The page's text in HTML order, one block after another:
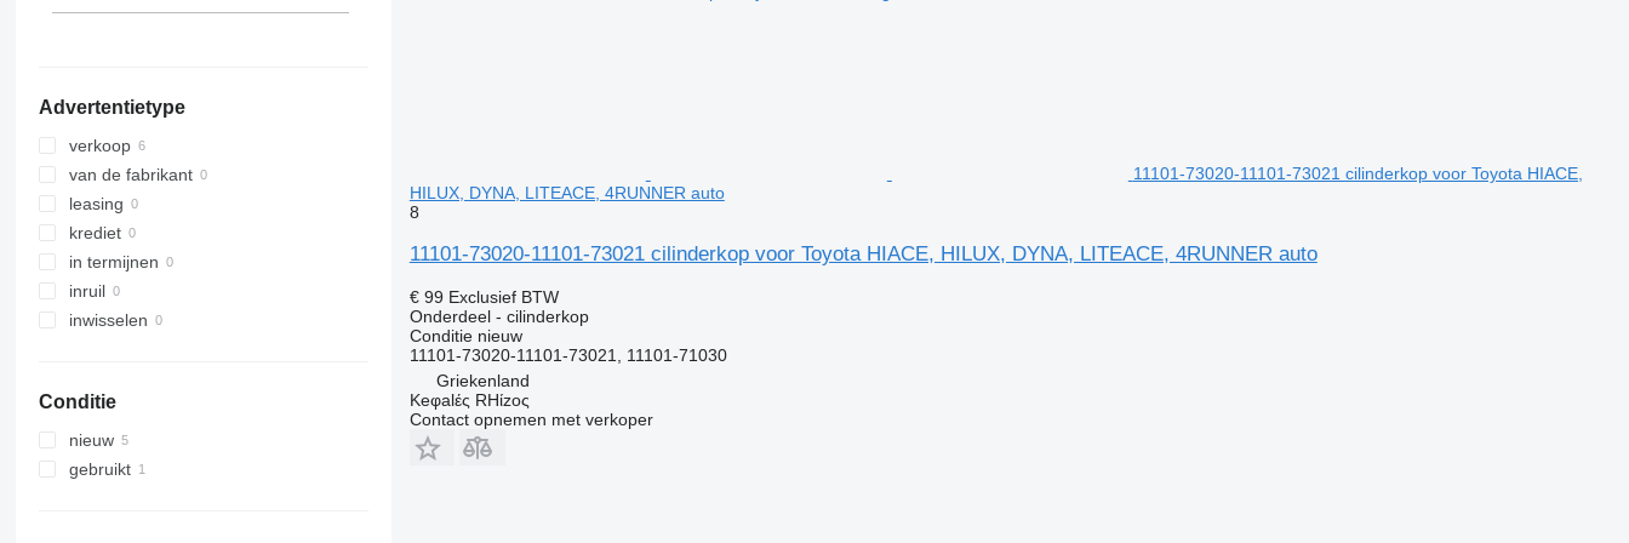
Advertentietype
verkoop
van de fabrikant
leasing
krediet
in termijnen
inruil
inwisselen
Conditie
nieuw
gebruikt
11101-73020-11101-73021 cilinderkop voor Toyota HIACE,
HILUX, DYNA, LITEACE, 4RUNNER auto
8
11101-73020-11101-73021 cilinderkop voor Toyota HIACE, HILUX, DYNA, LITEACE, 4RUNNER auto
€ 99 Exclusief BTW
Onderdeel - cilinderkop
Conditienieuw
11101-73020-11101-73021, 11101-71030
Griekenland
Keφalές RHίzoς
Contact opnemen met verkoper